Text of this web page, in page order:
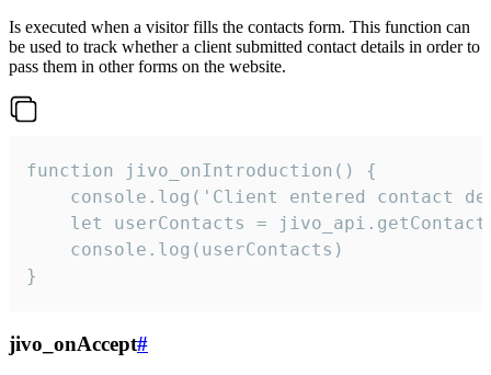
Is executed when a visitor fills the contacts form. This function can
be used to track whether a client submitted contact details in order to
pass them in other forms on the website.
function jivo_onIntroduction() {
console.log('Client entered contact
let userContacts =
    console.log(userContacts)
}
jivo_onAccept#